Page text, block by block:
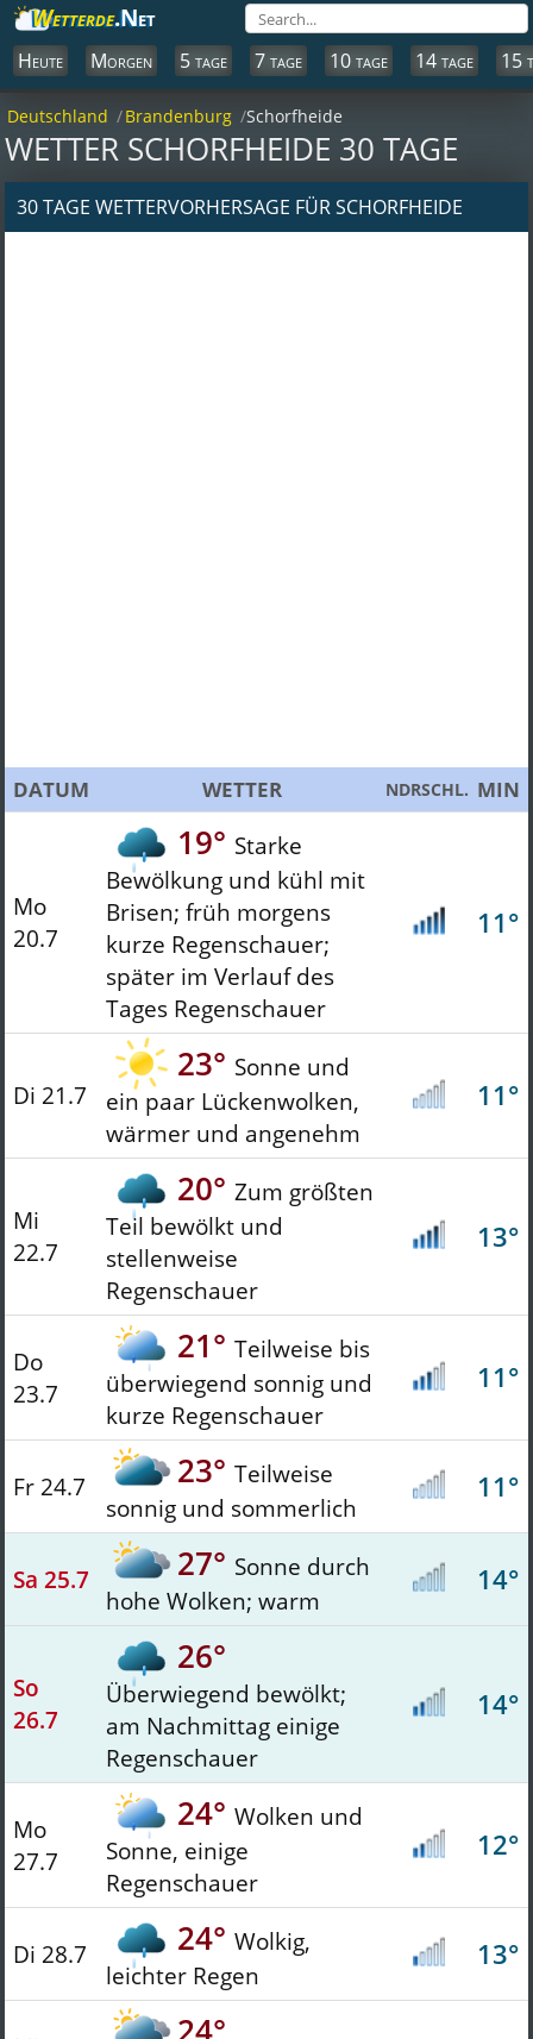
Wetterde.Net
Heute Morgen 5 tage 7 tage 10 tage 14 tage 15
Deutschland Brandenburg Schorfheide
WETTER SCHORFHEIDE 30 TAGE
30 TAGE WETTERVORHERSAGE FÜR SCHORFHEIDE
DATUM WETTER NDRSCHL. MIN
Mo
20.7
19° Starke
Bewölkung und kühl mit
Brisen; früh morgens
kurze Regenschauer;
später im Verlauf des
Tages Regenschauer
11°
Di 21.7
23° Sonne und
ein paar Lückenwolken,
wärmer und angenehm
11°
Mi
22.7
20° Zum größten
Teil bewölkt und
stellenweise
Regenschauer
13°
Do
23.7
21° Teilweise bis
überwiegend sonnig und
kurze Regenschauer
11°
Fr 24.7 23° Teilweise
sonnig und sommerlich
11°
Sa 25.7 27° Sonne durch
hohe Wolken; warm
14°
So
26.7
26°
Überwiegend bewölkt;
am Nachmittag einige
Regenschauer
14°
Mo
27.7
24° Wolken und
Sonne, einige
Regenschauer
12°
Di 28.7 24° Wolkig,
leichter Regen
13°